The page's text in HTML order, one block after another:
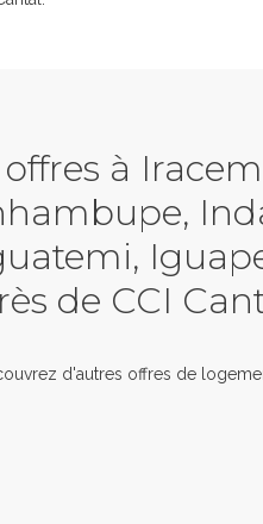
à
de CCI
d'autres offres de